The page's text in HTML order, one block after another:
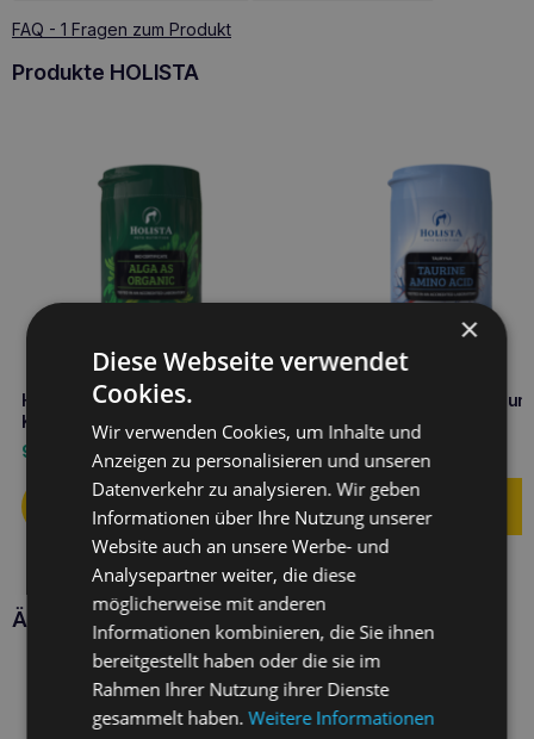
FAQ - 1 Fragen zum Produkt
Produkte HOLISTA
HOLISTA Alga für Hunde und
Katzen 250g Bio
9,50
Holista Taurin für Hunde
Katzen 250g
11,60€
Ähnliche Produkte
×
Diese Webseite verwendet
Cookies.
Wir verwenden Cookies, um Inhalte und
Anzeigen zu personalisieren und unseren
Datenverkehr zu analysieren. Wir geben
Informationen über Ihre Nutzung unserer
Website auch an unsere Werbe- und
Analysepartner weiter, die diese
möglicherweise mit anderen
Informationen kombinieren, die Sie ihnen
bereitgestellt haben oder die sie im
Rahmen Ihrer Nutzung ihrer Dienste
gesammelt haben.Weitere Informationen